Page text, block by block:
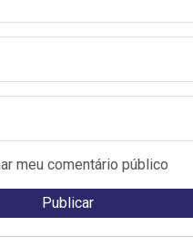
meu comentário público